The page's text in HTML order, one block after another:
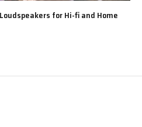
for Hi-fi and Home